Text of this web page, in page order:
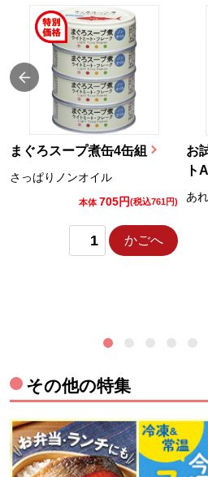
まぐろスープ煮缶4缶組
さっぱりノンオイル
本体 705円(税込761円)
かごへ
お
トA
あ
その他の特集